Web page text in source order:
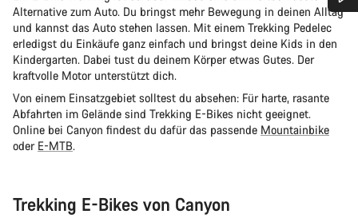
Alternative zum Auto. Du bringst mehr Bewegung in deinen Alltag
und kannst das Auto stehen lassen. Mit einem Trekking Pedelec
erledigst du Einkäufe ganz einfach und bringst deine Kids in den
Kindergarten. Dabei tust du deinem Körper etwas Gutes. Der
kraftvolle Motor unterstützt dich.
Von einem Einsatzgebiet solltest du absehen: Für harte, rasante
Abfahrten im Gelände sind Trekking E-Bikes nicht geeignet.
Online bei Canyon findest du dafür das passende Mountainbike
oder E-MTB.
Trekking E-Bikes von Canyon
Benötigst du Hilfe?
Unsere Experten stehen dir jetzt im Chat zur Verfügung.
Chat starten